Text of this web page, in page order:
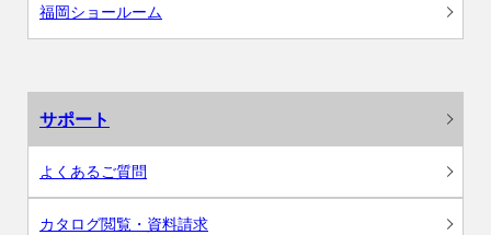
福岡ショールーム
サポート
よくあるご質問
カタログ閲覧・資料請求